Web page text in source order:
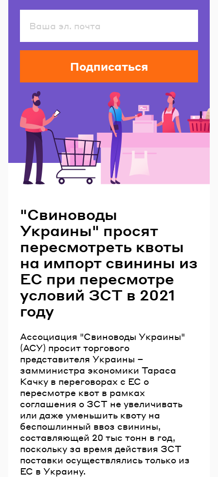
Подписаться
"Свиноводы
Украины" просят
пересмотреть квоты
на импорт свинины из
ЕС при пересмотре
условий ЗСТ в 2021
году
Ассоциация "Свиноводы Украины"
(АСУ) просит торгового
представителя Украины –
замминистра экономики Тараса
Качку в переговорах с ЕС о
пересмотре квот в рамках
соглашения о ЗСТ не увеличивать
или даже уменьшить квоту на
беспошлинный ввоз свинины,
составляющей 20 тыс тонн в год,
поскольку за время действия ЗСТ
поставки осуществлялись только из
ЕС в Украину.